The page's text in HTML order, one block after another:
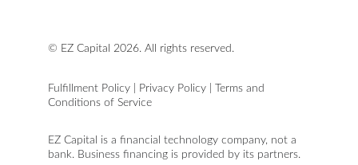
© EZ Capital 2026. All rights reserved.
Fulfillment Policy Privacy Policy
Terms and
Conditions of Service
EZ Capital is a financial technology company, not a
bank. Business financing is provided by its partners.